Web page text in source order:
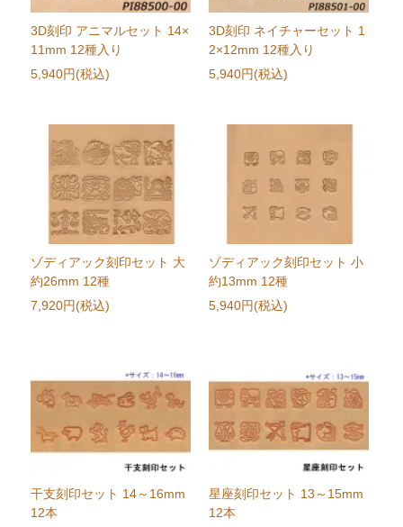
3D刻印 アニマルセット 14×
11mm 12種入り
5,940円(税込)
3D刻印 ネイチャーセット 1
2×12mm 12種入り
5,940円(税込)
ゾディアック刻印セット 大
約26mm 12種
7,920円(税込)
ゾディアック刻印セット 小
約13mm 12種
5,940円(税込)
干支刻印セット 14～16mm
12本
星座刻印セット 13～15mm
12本